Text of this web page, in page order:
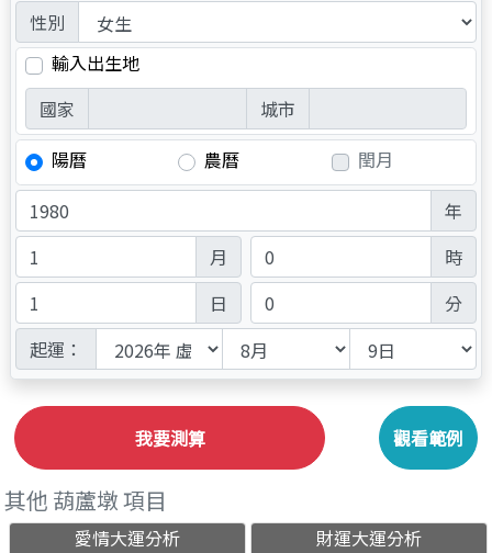
性別
輸入出生地
國家
城市
陽曆
農曆
閏月
年
月
日
時
分
起運：
我要測算 觀看範例
其他 葫蘆墩 項目
愛情大運分析 財運大運分析